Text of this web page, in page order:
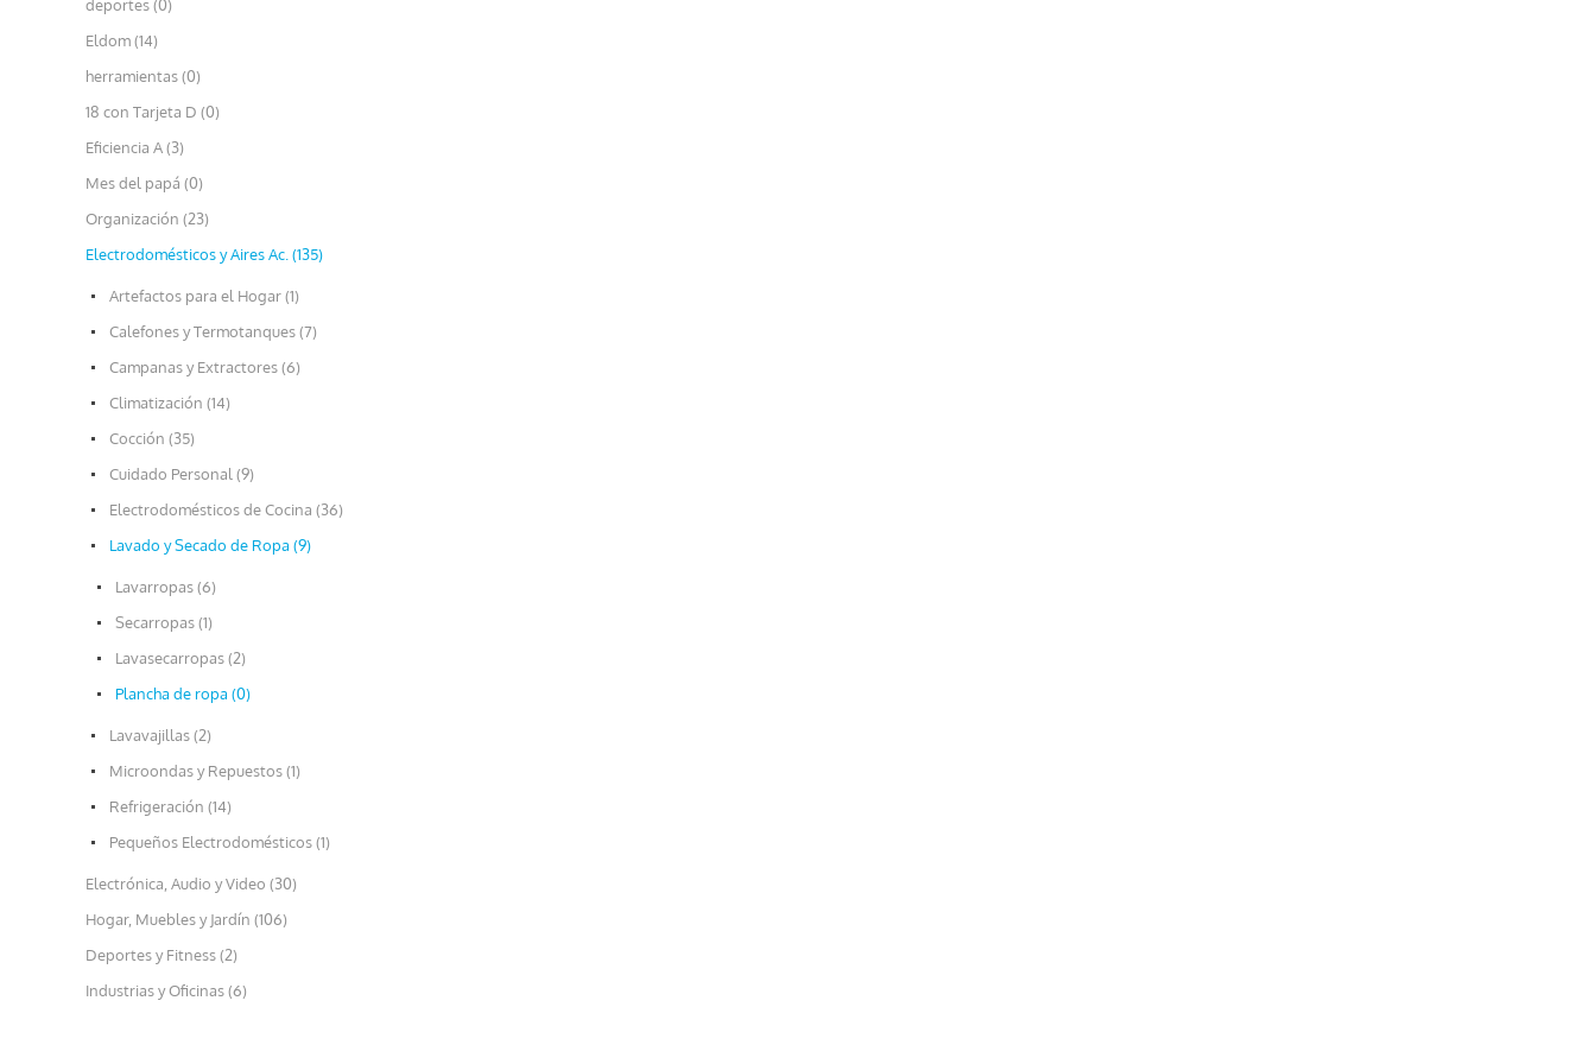
deportes (0)
Eldom (14)
herramientas (0)
18 con Tarjeta D (0)
Eficiencia A (3)
Mes del papá (0)
Organización (23)
Electrodomésticos y Aires Ac. (135)
Artefactos para el Hogar (1)
Calefones y Termotanques (7)
Campanas y Extractores (6)
Climatización (14)
Cocción (35)
Cuidado Personal (9)
Electrodomésticos de Cocina (36)
Lavado y Secado de Ropa (9)
Lavarropas (6)
Secarropas (1)
Lavasecarropas (2)
Plancha de ropa (0)
Lavavajillas (2)
Microondas y Repuestos (1)
Refrigeración (14)
Pequeños Electrodomésticos (1)
Electrónica, Audio y Video (30)
Hogar, Muebles y Jardín (106)
Deportes y Fitness (2)
Industrias y Oficinas (6)